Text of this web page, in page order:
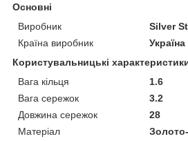
Основні
Виробник
Silver
Країна виробник
Україна
Користувальницькі
Вага кільця
1.6
Вага сережок
3.2
Довжина сережок
28
Матеріал